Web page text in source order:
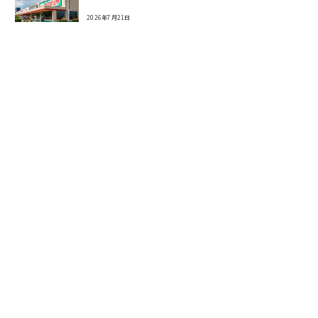
2026年7月21日